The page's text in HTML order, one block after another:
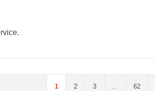
1 2 3 ... 62